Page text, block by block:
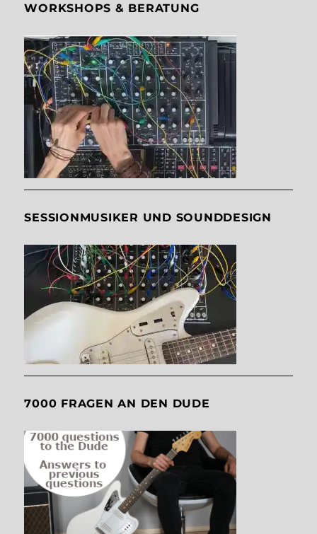
WORKSHOPS & BERATUNG
SESSIONMUSIKER UND SOUNDDESIGN
7000 FRAGEN AN DEN DUDE